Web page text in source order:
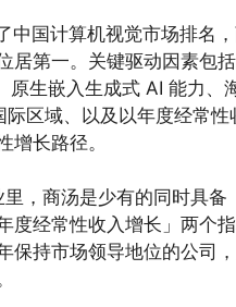
中国计算机视觉市场排名
居第一。关键驱动因素包
原生嵌入生成式 AI 能力、
际区域、以及以年度经常性
增长路径。
，商汤是少有的同时具备
度经常性收入增长」两个
保持市场领导地位的公司